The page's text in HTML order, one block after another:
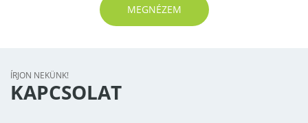
MEGNÉZEM
ÍRJON NEKÜNK!
KAPCSOLAT